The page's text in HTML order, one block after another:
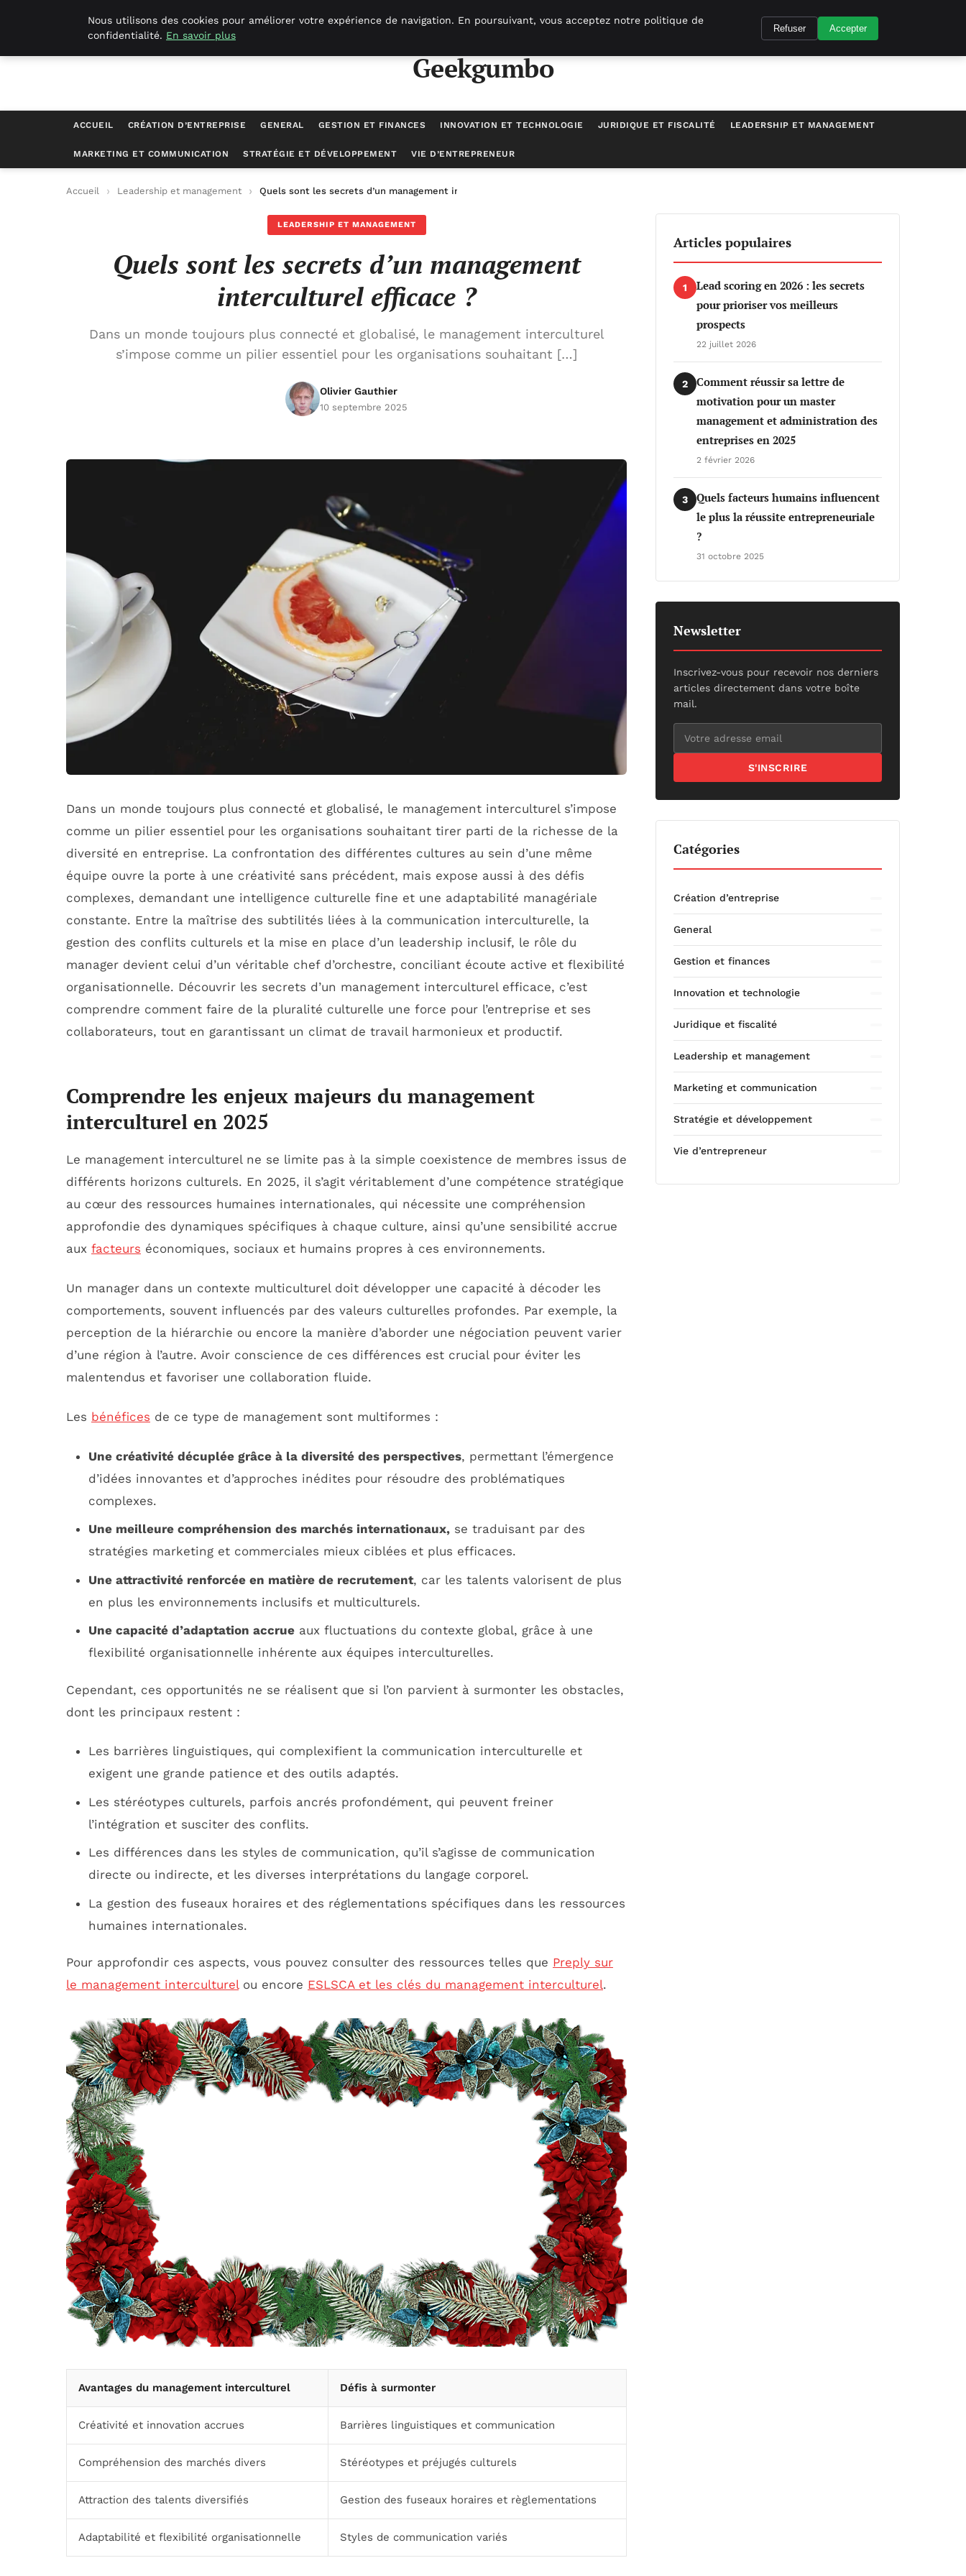
Geekgumbo
ACCUEIL CRÉATION D’ENTREPRISE GENERAL GESTION ET FINANCES INNOVATION ET TECHNOLOGIE JURIDIQUE ET FISCALITÉ LEADERSHIP ET MANAGEMENT
MARKETING ET COMMUNICATION STRATÉGIE ET DÉVELOPPEMENT VIE D’ENTREPRENEUR
Accueil Leadership et management Quels sont les secrets d’un management interculturel efficace ?
LEADERSHIP ET MANAGEMENT
Quels sont les secrets d’un management
interculturel efficace ?
Dans un monde toujours plus connecté et globalisé, le management interculturel
s’impose comme un pilier essentiel pour les organisations souhaitant […]
Olivier Gauthier
10 septembre 2025
Dans un monde toujours plus connecté et globalisé, le management interculturel s’impose
comme un pilier essentiel pour les organisations souhaitant tirer parti de la richesse de la
diversité en entreprise. La confrontation des différentes cultures au sein d’une même
équipe ouvre la porte à une créativité sans précédent, mais expose aussi à des défis
complexes, demandant une intelligence culturelle fine et une adaptabilité managériale
constante. Entre la maîtrise des subtilités liées à la communication interculturelle, la
gestion des conflits culturels et la mise en place d’un leadership inclusif, le rôle du
manager devient celui d’un véritable chef d’orchestre, conciliant écoute active et flexibilité
organisationnelle. Découvrir les secrets d’un management interculturel efficace, c’est
comprendre comment faire de la pluralité culturelle une force pour l’entreprise et ses
collaborateurs, tout en garantissant un climat de travail harmonieux et productif.
Comprendre les enjeux majeurs du management
interculturel en 2025
Le management interculturel ne se limite pas à la simple coexistence de membres issus de
différents horizons culturels. En 2025, il s’agit véritablement d’une compétence stratégique
au cœur des ressources humaines internationales, qui nécessite une compréhension
approfondie des dynamiques spécifiques à chaque culture, ainsi qu’une sensibilité accrue
aux facteurs économiques, sociaux et humains propres à ces environnements.
Un manager dans un contexte multiculturel doit développer une capacité à décoder les
comportements, souvent influencés par des valeurs culturelles profondes. Par exemple, la
perception de la hiérarchie ou encore la manière d’aborder une négociation peuvent varier
d’une région à l’autre. Avoir conscience de ces différences est crucial pour éviter les
malentendus et favoriser une collaboration fluide.
Les bénéfices de ce type de management sont multiformes :
Une créativité décuplée grâce à la diversité des perspectives, permettant l’émergence
d’idées innovantes et d’approches inédites pour résoudre des problématiques
complexes.
Une meilleure compréhension des marchés internationaux,se traduisant par des
stratégies marketing et commerciales mieux ciblées et plus efficaces.
Une attractivité renforcée en matière de recrutement, car les talents valorisent de plus
en plus les environnements inclusifs et multiculturels.
Une capacité d’adaptation accrueaux fluctuations du contexte global, grâce à une
flexibilité organisationnelle inhérente aux équipes interculturelles.
Cependant, ces opportunités ne se réalisent que si l’on parvient à surmonter les obstacles,
dont les principaux restent :
Les barrières linguistiques, qui complexifient la communication interculturelle et
exigent une grande patience et des outils adaptés.
Les stéréotypes culturels, parfois ancrés profondément, qui peuvent freiner
l’intégration et susciter des conflits.
Les différences dans les styles de communication, qu’il s’agisse de communication
directe ou indirecte, et les diverses interprétations du langage corporel.
La gestion des fuseaux horaires et des réglementations spécifiques dans les ressources
humaines internationales.
Pour approfondir ces aspects, vous pouvez consulter des ressources telles que Preply sur
le management interculturelou encore ESLSCA et les clés du management interculturel.
Avantages du management interculturel Défis à surmonter
Créativité et innovation accrues Barrières linguistiques et communication
Compréhension des marchés divers Stéréotypes et préjugés culturels
Attraction des talents diversifiés Gestion des fuseaux horaires et règlementations
Adaptabilité et flexibilité organisationnelle Styles de communication variés
Articles populaires
1
Lead scoring en 2026 : les secrets
pour prioriser vos meilleurs
prospects
22 juillet 2026
2
Comment réussir sa lettre de
motivation pour un master
management et administration des
entreprises en 2025
2 février 2026
3
Quels facteurs humains influencent
le plus la réussite entrepreneuriale
?
31 octobre 2025
Newsletter
Inscrivez-vous pour recevoir nos derniers
articles directement dans votre boîte
mail.
S'INSCRIRE
Catégories
Création d’entreprise
General
Gestion et finances
Innovation et technologie
Juridique et fiscalité
Leadership et management
Marketing et communication
Stratégie et développement
Vie d’entrepreneur
Nous utilisons des cookies pour améliorer votre expérience de navigation. En poursuivant, vous acceptez notre politique de
confidentialité. En savoir plus
Refuser Accepter